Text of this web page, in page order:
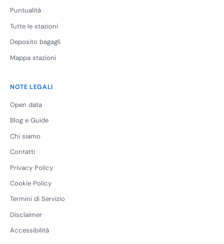
Puntualità
Tutte le stazioni
Deposito bagagli
Mappa stazioni
NOTE LEGALI
Open data
Blog e Guide
Chi siamo
Contatti
Privacy Policy
Cookie Policy
Termini di Servizio
Disclaimer
Accessibilità